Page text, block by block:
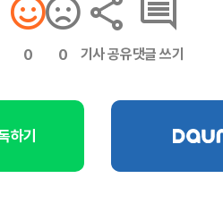
0 0 기사 공유댓글 쓰기
하기